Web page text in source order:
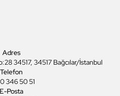
Adres
34517, 34517 Bağcılar/İstanbul
Telefon
346 50 51
E-Posta